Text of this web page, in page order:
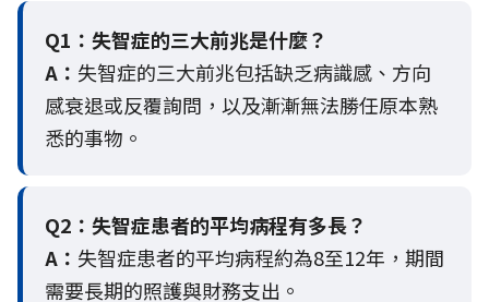
Q1：失智症的三大前兆是什麼？
A： 失智症的三大前兆包括缺乏病識感、方向
感衰退或反覆詢問，以及漸漸無法勝任原本熟
悉的事物。
Q2： 失智症患者的平均病程有多長？
A： 失智症患者的平均病程約為8至12年，期間
需要長期的照護與財務支出。